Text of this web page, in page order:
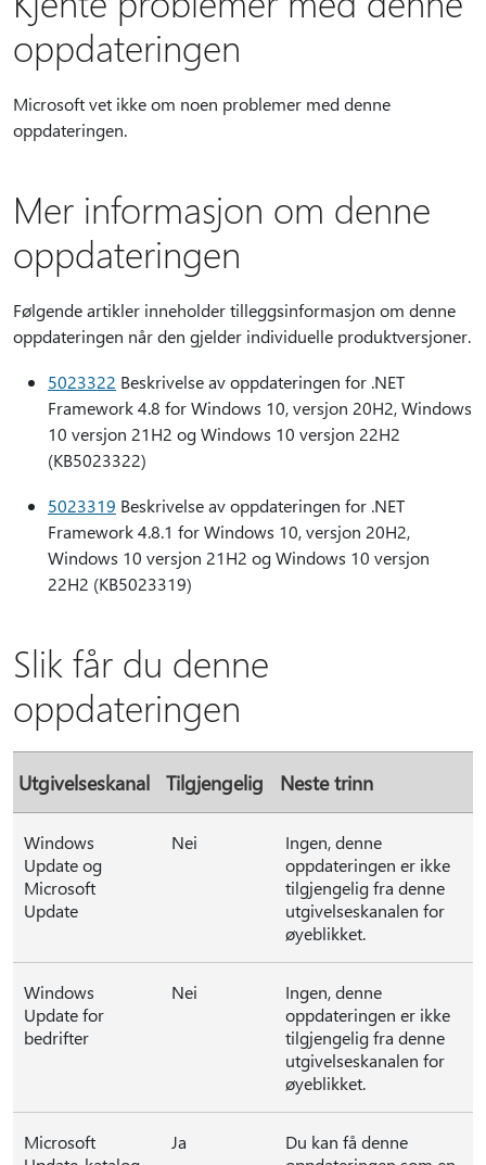
oppdateringen
Microsoft vet ikke om noen problemer med denne
oppdateringen.
Mer informasjon om denne
oppdateringen
Følgende artikler inneholder tilleggsinformasjon om denne
oppdateringen når den gjelder individuelle produktversjoner.
5023322 Beskrivelse av oppdateringen for .NET
Framework 4.8 for Windows 10, versjon 20H2, Windows
10 versjon 21H2 og Windows 10 versjon 22H2
(KB5023322)
5023319 Beskrivelse av oppdateringen for .NET
Framework 4.8.1 for Windows 10, versjon 20H2,
Windows 10 versjon 21H2 og Windows 10 versjon
22H2 (KB5023319)
Slik får du denne
oppdateringen
Utgivelseskanal Tilgjengelig Neste trinn
Windows
Update og
Microsoft
Update
Nei
Ingen, denne
oppdateringen er ikke
tilgjengelig fra denne
utgivelseskanalen for
øyeblikket.
Windows
Update for
bedrifter
Nei
Ingen, denne
oppdateringen er ikke
tilgjengelig fra denne
utgivelseskanalen for
øyeblikket.
Microsoft
Ja
Du kan få denne